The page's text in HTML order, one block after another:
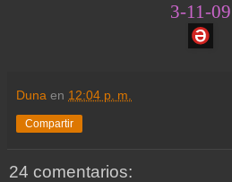
3-11-09
Duna en 12:04 p. m.
Compartir
24 comentarios: